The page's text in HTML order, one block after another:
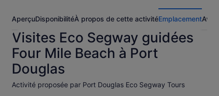
AperçuDisponibilitéÀ propos de cette activitéEmplacementAvis
Visites Eco Segway guidées
Four Mile Beach à Port
Douglas
Activité proposée par Port Douglas Eco Segway Tours